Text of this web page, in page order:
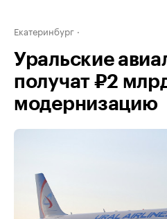
Екатеринбург
Уральские
получат ₽2
модернизацию